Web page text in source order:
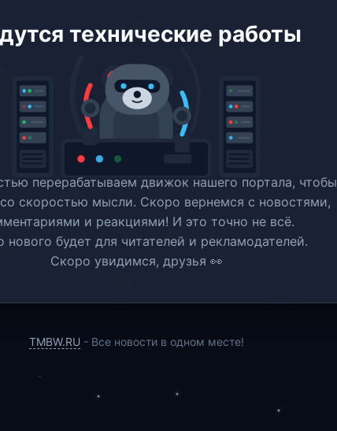
технические работы
перерабатываем движок нашего портала, чтобы
скоростью мысли. Скоро вернемся c новостями,
и реакциями! И это точно не всё.
нового будет для читателей и рекламодателей.
Скоро увидимся, друзья 👀
TMBW.RU - Все новости в одном месте!